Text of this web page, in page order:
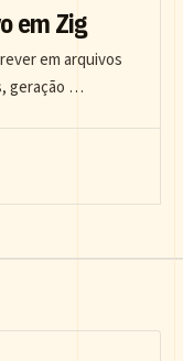
em Zig
em arquivos
geração …